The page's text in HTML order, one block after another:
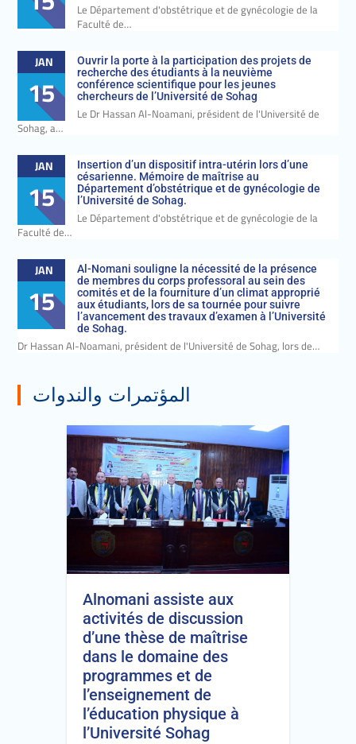
Le Département d'obstétrique et de gynécologie de la
Faculté de…
JAN
15
Ouvrir la porte à la participation des projets de
recherche des étudiants à la neuvième
conférence scientifique pour les jeunes
chercheurs de l’Université de Sohag
Le Dr Hassan Al-Noamani, président de l'Université de
Sohag, a…
JAN
15
Insertion d’un dispositif intra-utérin lors d’une
césarienne. Mémoire de maîtrise au
Département d’obstétrique et de gynécologie de
l’Université de Sohag.
Le Département d'obstétrique et de gynécologie de la
Faculté de…
JAN
15
Al-Nomani souligne la nécessité de la présence
de membres du corps professoral au sein des
comités et de la fourniture d’un climat approprié
aux étudiants, lors de sa tournée pour suivre
l’avancement des travaux d’examen à l’Université
de Sohag.
Dr Hassan Al-Noamani, président de l'Université de Sohag, lors de…
المؤتمرات والندوات
Alnomani assiste aux
activités de discussion
d’une thèse de maîtrise
dans le domaine des
programmes et de
l’enseignement de
l’éducation physique à
l’Université Sohag